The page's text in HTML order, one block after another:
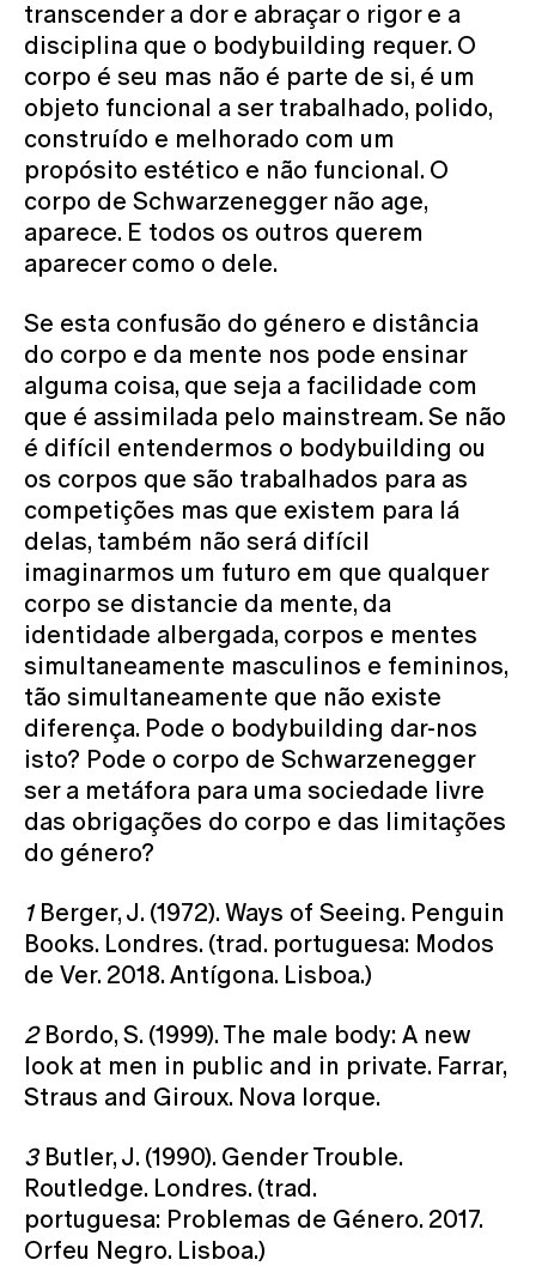
transcender a dor e abraçar o rigor e a
disciplina que o bodybuilding requer. O
corpo é seu mas não é parte de si, é um
objeto funcional a ser trabalhado, polido,
construído e melhorado com um
propósito estético e não funcional. O
corpo de Schwarzenegger não age,
aparece. E todos os outros querem
aparecer como o dele.
Se esta confusão do género e distância
do corpo e da mente nos pode ensinar
alguma coisa, que seja a facilidade com
que é assimilada pelo mainstream. Se não
é difícil entendermos o bodybuilding ou
os corpos que são trabalhados para as
competições mas que existem para lá
delas, também não será difícil
imaginarmos um futuro em que qualquer
corpo se distancie da mente, da
identidade albergada, corpos e mentes
simultaneamente masculinos e femininos,
tão simultaneamente que não existe
diferença. Pode o bodybuilding dar-nos
isto? Pode o corpo de Schwarzenegger
ser a metáfora para uma sociedade livre
das obrigações do corpo e das limitações
do género?
1Berger, J. (1972). Ways of Seeing. Penguin
Books. Londres. (trad. portuguesa: Modos
de Ver. 2018. Antígona. Lisboa.)
2Bordo, S. (1999). The male body: A new
look at men in public and in private. Farrar,
Straus and Giroux. Nova Iorque.
3Butler, J. (1990). Gender Trouble.
Routledge. Londres. (trad.
portuguesa: Problemas de Género. 2017.
Orfeu Negro. Lisboa.)